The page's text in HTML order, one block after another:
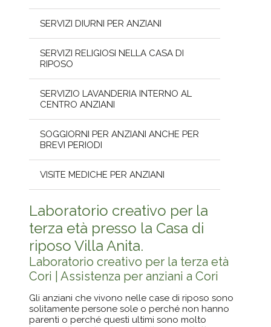
SERVIZI DIURNI PER ANZIANI
SERVIZI RELIGIOSI NELLA CASA DI
RIPOSO
SERVIZIO LAVANDERIA INTERNO AL
CENTRO ANZIANI
SOGGIORNI PER ANZIANI ANCHE PER
BREVI PERIODI
VISITE MEDICHE PER ANZIANI
Laboratorio creativo per la
terza età presso la Casa di
riposo Villa Anita.
Laboratorio creativo per la terza età
Cori | Assistenza per anziani a Cori
Gli anziani che vivono nelle case di riposo sono
solitamente persone sole o perché non hanno
parenti o perché questi ultimi sono molto